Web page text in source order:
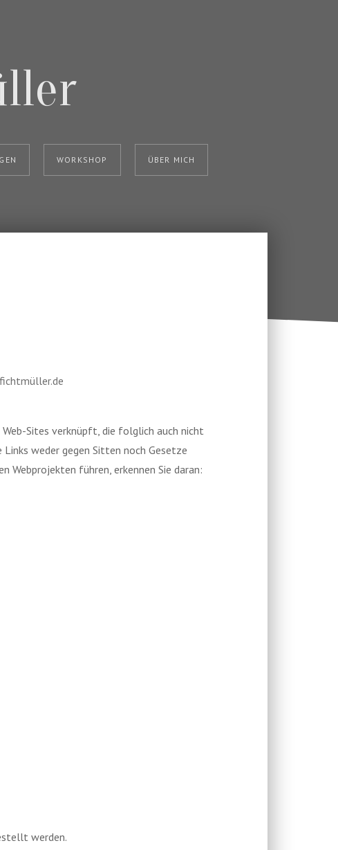
WORKSHOP ÜBER MICH
Sites verknüpft, die folglich auch nicht
weder gegen Sitten noch Gesetze
Webprojekten führen, erkennen Sie daran:
werden.